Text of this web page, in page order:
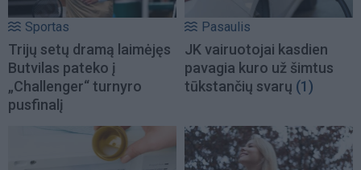
Sportas
Trijų setų dramą laimėjęs
Butvilas pateko į
„Challenger“ turnyro
pusfinalį
Pasaulis
JK vairuotojai kasdien
pavagia kuro už šimtus
tūkstančių svarų (1)